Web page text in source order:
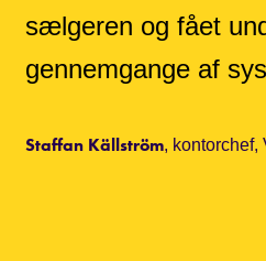
sælgeren og fået
gennemgange af
Staffan Källström, kontorchef,